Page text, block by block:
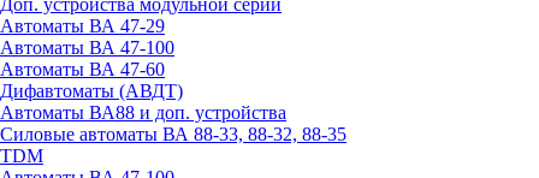
Доп. устройства модульной серии
Автоматы ВА 47-29
Автоматы ВА 47-100
Автоматы ВА 47-60
Дифавтоматы (АВДТ)
Автоматы ВА88 и доп. устройства
Силовые автоматы ВА 88-33, 88-32, 88-35
TDM